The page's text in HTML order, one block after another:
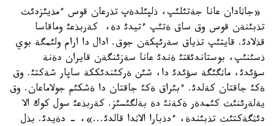
«جاثادان عانا جةتئلئپ، ذلپئلدةپ تذرعان قوس ءمذيئزدئث
تذبئنةن قوس وق ساق ةتئپ ءتيدئ دة، كةربذعئ وماقاسا
قذلادئ. قايتئپ تذياق سةرئپكةن جوق. ادال دا ارام ولئمگة بوي
ذسئنئپ، بوستاندئقتئ ةندئ عانا سةزئنگةن قايران دةنة
سؤئدئ، ماثگئگة سؤئدئ دا، شئن ةركئندئككة ساپار شةكتئ. وق
ةكئ جاقتان كةلدئ. ءبئراق ةكئ جاقتان دا ةشكئم جولاماعان. وق
يةلةرئنئث كئمدةر ةكةنئ دة بةلگئسئز. كةربذعئ سول كوك الا
دئثگةكتئث تذبئندة، ءدذبارا الاثدا قالدئ...»، - دةيدئ. بذل